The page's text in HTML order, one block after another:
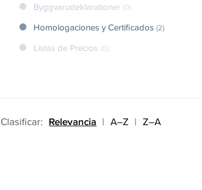
Byggvarudeklarationer (0)
Homologaciones y Certificados (2)
Listas de Precios (0)
Clasificar: Relevancia | A–Z | Z–A